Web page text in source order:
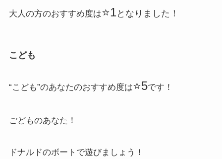
大人の方のおすすめ度は⭐️1となりました！
こども
“こども”のあなたのおすすめ度は⭐️5です！
ごどものあなた！
ドナルドのボートで遊びましょう！